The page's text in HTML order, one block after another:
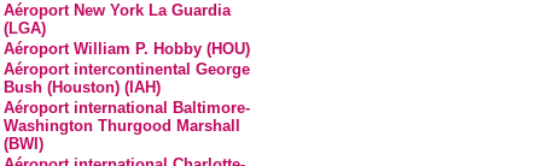
Aéroport New York La Guardia
(LGA)
Aéroport William P. Hobby (HOU)
Aéroport intercontinental George
Bush (Houston) (IAH)
Aéroport international Baltimore-
Washington Thurgood Marshall
(BWI)